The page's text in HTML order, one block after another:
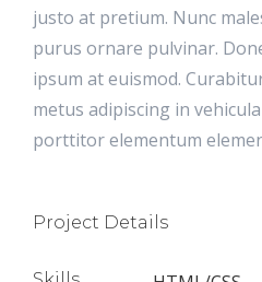
justo at pretium. Nunc
purus ornare pulvinar.
ipsum at euismod.
metus adipiscing in
porttitor elementum
Project Details